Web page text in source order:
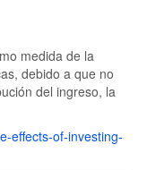
medida de la
debido a que no
del ingreso, la
effects-of-investing-